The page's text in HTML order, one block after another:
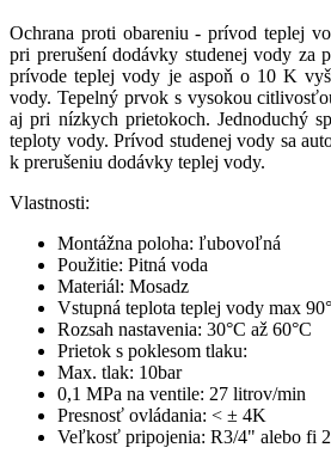
Ochrana proti obareniu - prívod teplej
pri prerušení dodávky studenej vody za
prívode teplej vody je aspoň o 10 K
vody. Tepelný prvok s vysokou
aj pri nízkych prietokoch. Jednoduchý
teploty vody. Prívod studenej vody sa
k prerušeniu dodávky teplej vody.
Vlastnosti:
Montážna poloha: ľubovoľná
Použitie: Pitná voda
Materiál: Mosadz
Vstupná teplota teplej vody max
Rozsah nastavenia: 30°C až 60°C
Prietok s poklesom tlaku:
Max. tlak: 10bar
0,1 MPa na ventile: 27 litrov/min
Presnosť ovládania: < ± 4K
Veľkosť pripojenia: R3/4" alebo fi